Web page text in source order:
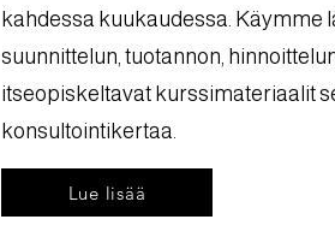
Lue lisää
kahdessa kuukaudessa. Käymme
suunnittelun, tuotannon,
itseopiskeltavat kurssimateriaalit
konsultointikertaa.